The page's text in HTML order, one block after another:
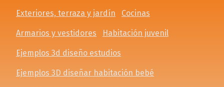
Exteriores, terraza y jardín Cocinas
Armarios y vestidores Habitación juvenil
Ejemplos 3d diseño estudios
Ejemplos 3D diseñar habitación bebé